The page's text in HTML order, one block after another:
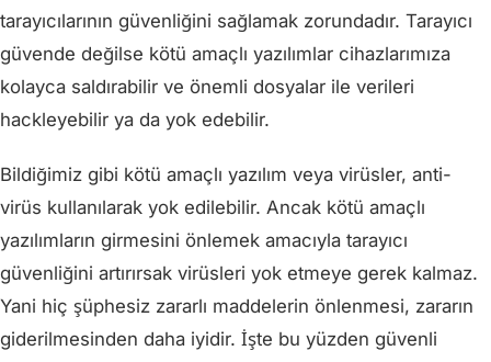
tarayıcılarının güvenliğini sağlamak zorundadır. Tarayıcı
güvende değilse kötü amaçlı yazılımlar cihazlarımıza
kolayca saldırabilir ve önemli dosyalar ile verileri
hackleyebilir ya da yok edebilir.
Bildiğimiz gibi kötü amaçlı yazılım veya virüsler, anti-
virüs kullanılarak yok edilebilir. Ancak kötü amaçlı
yazılımların girmesini önlemek amacıyla tarayıcı
güvenliğini artırırsak virüsleri yok etmeye gerek kalmaz.
Yani hiç şüphesiz zararlı maddelerin önlenmesi, zararın
giderilmesinden daha iyidir. İşte bu yüzden güvenli